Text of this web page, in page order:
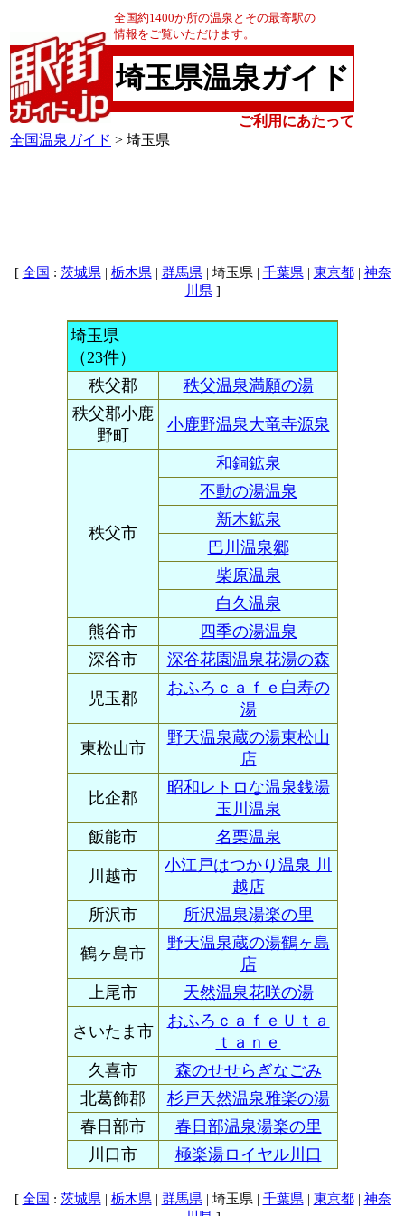
全国約1400か所の温泉とその最寄駅の
情報をご覧いただけます。
埼玉県温泉ガイド
ご利用にあたって
全国温泉ガイド > 埼玉県
[ 全国 : 茨城県 | 栃木県 | 群馬県 | 埼玉県 | 千葉県 | 東京都| 神奈
川県 ]
埼玉県
（23件）
秩父郡
秩父温泉満願の湯
秩父郡小鹿
野町
小鹿野温泉大竜寺源泉
秩父市
和銅鉱泉
不動の湯温泉
新木鉱泉
巴川温泉郷
柴原温泉
白久温泉
熊谷市
四季の湯温泉
深谷市
深谷花園温泉花湯の森
児玉郡
おふろｃａｆｅ白寿の
湯
東松山市
野天温泉蔵の湯東松山
店
比企郡
昭和レトロな温泉銭湯
玉川温泉
飯能市
名栗温泉
川越市
小江戸はつかり温泉 川
越店
所沢市
所沢温泉湯楽の里
鶴ヶ島市
野天温泉蔵の湯鶴ヶ島
店
上尾市
天然温泉花咲の湯
さいたま市
おふろｃａｆｅＵｔａ
ｔａｎｅ
久喜市
森のせせらぎなごみ
北葛飾郡
杉戸天然温泉雅楽の湯
春日部市
春日部温泉湯楽の里
川口市
極楽湯ロイヤル川口
[ 全国 : 茨城県 | 栃木県 | 群馬県 | 埼玉県 | 千葉県 | 東京都| 神奈